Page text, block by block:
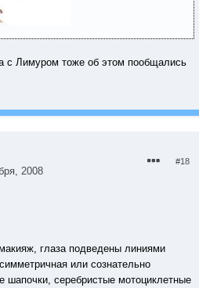
с Лимуром тоже об этом пообщались
2008
#18
глаза подведены линиями
или сознательно
шапочки, серебристые мотоциклетные